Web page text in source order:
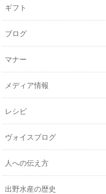
ギフト
ブログ
マナー
メディア情報
レシピ
ヴォイスブログ
人への伝え方
出野水産の歴史